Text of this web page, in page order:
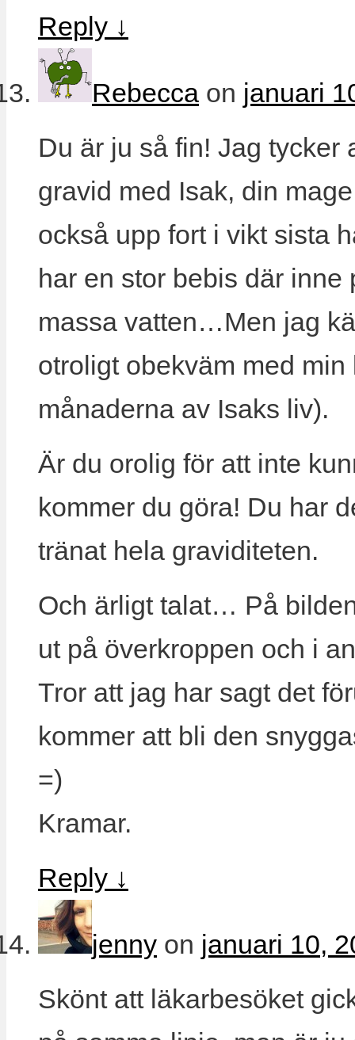
Reply ↓
Rebecca on januari
Du är ju så fin! Jag tycker
gravid med Isak, din
också upp fort i vikt sista
har en stor bebis där
massa vatten…Men jag
otroligt obekväm med
månaderna av Isaks liv).
Är du orolig för att inte
kommer du göra! Du har
tränat hela graviditeten.
Och ärligt talat… På
ut på överkroppen och i
Tror att jag har sagt det
kommer att bli den
=)
Kramar.
Reply ↓
jenny on januari 10,
Skönt att läkarbesöket